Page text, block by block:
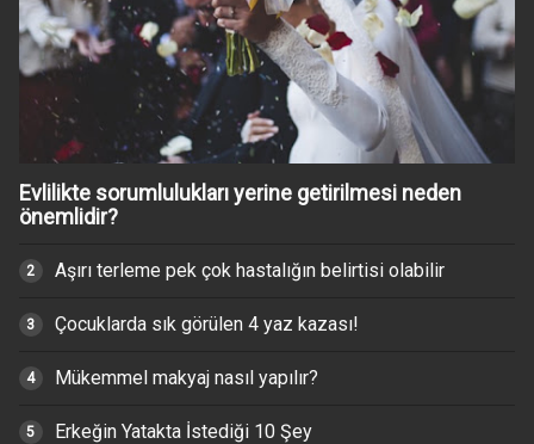
Evlilikte sorumlulukları yerine getirilmesi neden
önemlidir?
Aşırı terleme pek çok hastalığın belirtisi olabilir
Çocuklarda sık görülen 4 yaz kazası!
Mükemmel makyaj nasıl yapılır?
Erkeğin Yatakta İstediği 10 Şey